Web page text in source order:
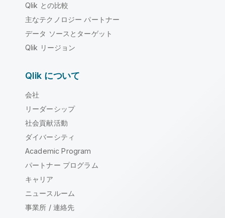
Qlik との比較
主なテクノロジー パートナー
データ ソースとターゲット
Qlik リージョン
Qlik について
会社
リーダーシップ
社会貢献活動
ダイバーシティ
Academic Program
パートナー プログラム
キャリア
ニュースルーム
事業所 / 連絡先